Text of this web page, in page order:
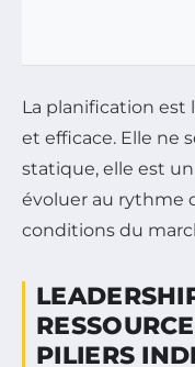
La planification est
et efficace. Elle ne
statique, elle est
évoluer au rythme
conditions du
PILIERS